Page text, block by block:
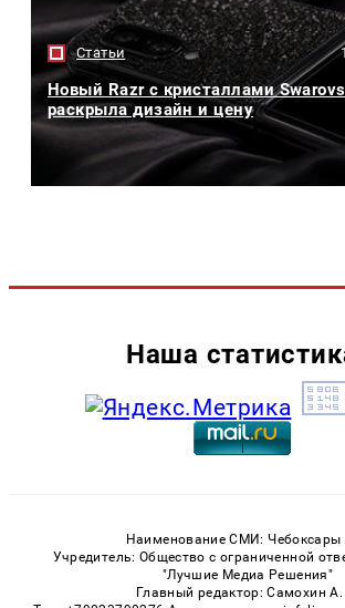
Статьи
Новый Razr с кристаллами
раскрыла дизайн и цену
Наша
Наименование СМИ: Чебоксары
Учредитель: Общество с ограниченной
"Лучшие Медиа Решения"
Главный редактор: Самохин А.